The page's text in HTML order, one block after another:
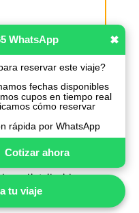
WhatsApp ✖
reservar este viaje?
fechas disponibles
cupos en tiempo real
cómo reservar
rápida por WhatsApp
Cotizar ahora
tu viaje
365. Todos los
diseño y gráficos de
leyes de derechos de
distribuidos o
escrito.Sitio de Confianza